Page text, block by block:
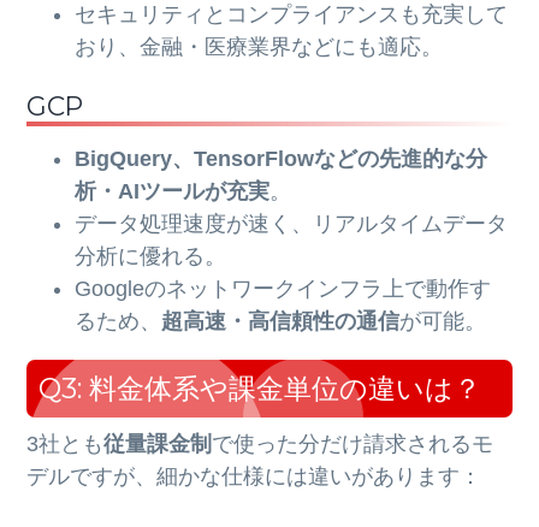
セキュリティとコンプライアンスも充実して
おり、金融・医療業界などにも適応。
GCP
BigQuery、TensorFlowなどの先進的な分
析・AIツールが充実。
データ処理速度が速く、リアルタイムデータ
分析に優れる。
Googleのネットワークインフラ上で動作す
るため、 超高速・高信頼性の通信が可能。
Q3: 料金体系や課金単位の違いは？
3社とも従量課金制 で使った分だけ請求されるモ
デルですが、細かな仕様には違いがあります：